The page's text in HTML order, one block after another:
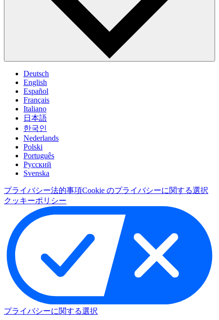
Deutsch
English
Español
Français
Italiano
日本語
한국인
Nederlands
Polski
Português
Pусский
Svenska
プライバシー法的事項Cookie のプライバシーに関する選択
クッキーポリシー
プライバシーに関する選択